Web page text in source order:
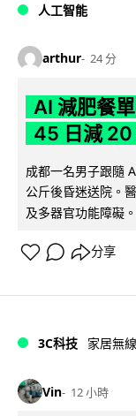
人工智能
arthur 24 分
AI 減肥餐
45 日減 20
成都一名男子跟隨
公斤後昏迷送院。
及多器官功能障礙
分享
3C科技 家居無線
Vin 12 小時